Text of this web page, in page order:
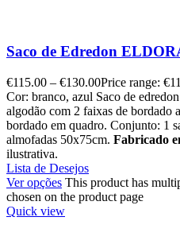
Saco de Edredon
€115.00 – €130.00Price range:
Cor: branco, azul Saco de
algodão com 2 faixas de bordado
bordado em quadro. Conjunto: 1
almofadas 50x75cm. Fabricado
ilustrativa.
Lista de Desejos
Ver opções This product has
chosen on the product page
Quick view